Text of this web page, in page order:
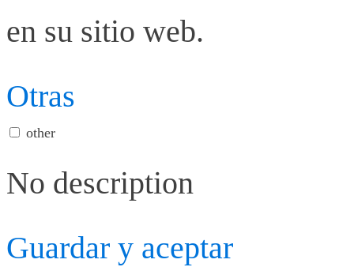
en su sitio web.
Otras
other
No description
Guardar y aceptar